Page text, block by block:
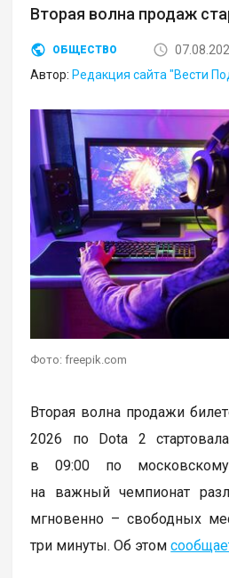
Вторая волна продаж
ОБЩЕСТВО
Автор: Редакция сайта "Вести
Фото: freepik.com
Вторая волна продажи
2026 по Dota 2
в 09:00 по
на важный чемпионат
мгновенно – свободных
три минуты. Об этом